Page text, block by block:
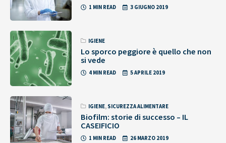
1 MIN READ 3 GIUGNO 2019
IGIENE
Lo sporco peggiore è quello che non
si vede
4 MIN READ 5 APRILE 2019
IGIENE, SICUREZZA ALIMENTARE
Biofilm: storie di successo – IL
CASEIFICIO
1 MIN READ 26 MARZO 2019